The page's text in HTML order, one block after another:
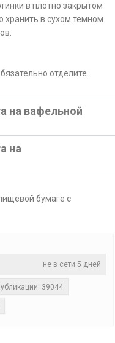
в плотно закрытом
хранить в сухом темном
отделите
на вафельной
на
бумаге с
не в сети 5 дней
39044